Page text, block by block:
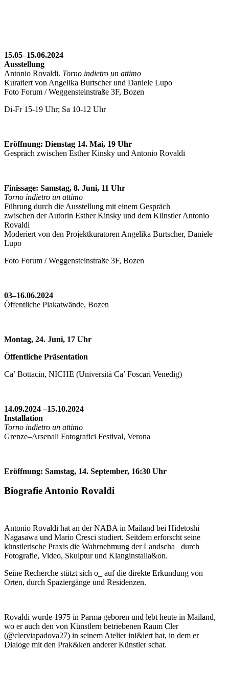
15.05–15.06.2024
Ausstellung
Antonio Rovaldi. Torno indietro un attimo
Kuratiert von Angelika Burtscher und Daniele Lupo
Foto Forum / Weggensteinstraße 3F, Bozen
Di-Fr 15-19 Uhr; Sa 10-12 Uhr
Eröffnung: Dienstag 14. Mai, 19 Uhr
Gespräch zwischen Esther Kinsky und Antonio Rovaldi
Finissage: Samstag, 8. Juni, 11 Uhr
Torno indietro un attimo
Führung durch die Ausstellung mit einem Gespräch
zwischen der Autorin Esther Kinsky und dem Künstler Antonio
Rovaldi
Moderiert von den Projektkuratoren Angelika Burtscher, Daniele
Lupo
Foto Forum / Weggensteinstraße 3F, Bozen
03–16.06.2024
Öffentliche Plakatwände, Bozen
Montag, 24. Juni, 17 Uhr
Öffentliche Präsentation
Ca’ Bottacin, NICHE (Università Ca’ Foscari Venedig)
14.09.2024 –15.10.2024
Installation
Torno indietro un attimo
Grenze–Arsenali Fotografici Festival, Verona
Eröffnung: Samstag, 14. September, 16:30 Uhr
Biografie Antonio Rovaldi
Antonio Rovaldi hat an der NABA in Mailand bei Hidetoshi
Nagasawa und Mario Cresci studiert. Seitdem erforscht seine
künstlerische Praxis die Wahrnehmung der Landscha_ durch
Fotografie, Video, Skulptur und Klanginstalla&on.
Seine Recherche stützt sich o_ auf die direkte Erkundung von
Orten, durch Spaziergänge und Residenzen.
Rovaldi wurde 1975 in Parma geboren und lebt heute in Mailand,
wo er auch den von Künstlern betriebenen Raum Cler
(@clerviapadova27) in seinem Atelier ini&iert hat, in dem er
Dialoge mit den Prak&ken anderer Künstler schat.